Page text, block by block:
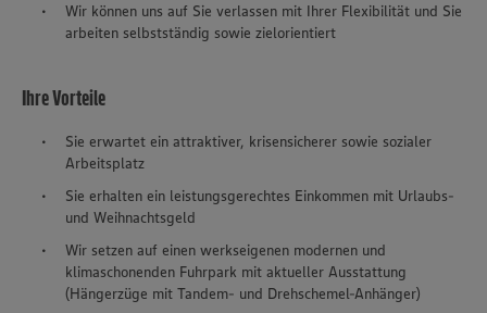
Wir können uns auf Sie verlassen mit Ihrer Flexibilität und Sie
arbeiten selbstständig sowie zielorientiert
Ihre Vorteile
Sie erwartet ein attraktiver, krisensicherer sowie sozialer
Arbeitsplatz
Sie erhalten ein leistungsgerechtes Einkommen mit Urlaubs-
und Weihnachtsgeld
Wir setzen auf einen werkseigenen modernen und
klimaschonenden Fuhrpark mit aktueller Ausstattung
(Hängerzüge mit Tandem- und Drehschemel-Anhänger)